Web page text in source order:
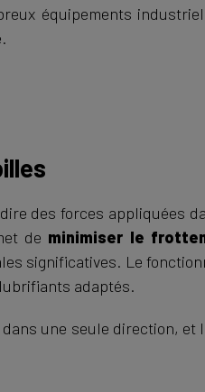
équipements
dire des forces appliquées
de minimiser le
significatives. Le
adaptés.
une seule direction, et